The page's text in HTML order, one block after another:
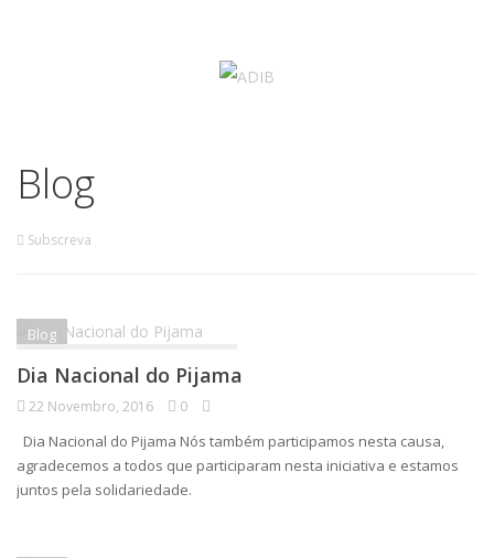
Blog
Subscreva
Blog
Dia Nacional do Pijama
22 Novembro, 2016 0
Dia Nacional do Pijama Nós também participamos nesta causa,
agradecemos a todos que participaram nesta iniciativa e estamos
juntos pela solidariedade.